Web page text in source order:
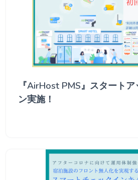
『AirHost PMS』スタート
ン実施！